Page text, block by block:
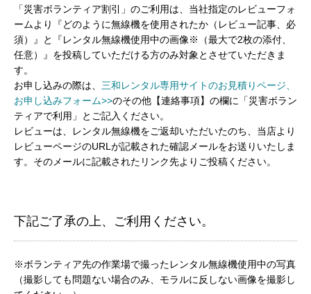
「災害ボランティア割引」のご利用は、当社指定のレビューフォ
ームより『どのように無線機を使用されたか（レビュー記事、必
須）』と『レンタル無線機使用中の画像※（最大で2枚の添付、
任意）』を投稿していただける方のみ対象とさせていただきま
す。
お申し込みの際は、 三和レンタル専用サイトのお見積りページ、
お申し込みフォーム>>のその他【連絡事項】の欄に「災害ボラン
ティアで利用」とご記入ください。
レビューは、レンタル無線機をご返却いただいたのち、当店より
レビューページのURLが記載された確認メールをお送りいたしま
す。そのメールに記載されたリンク先よりご投稿ください。
下記ご了承の上、ご利用ください。
※ボランティア先の作業場で撮ったレンタル無線機使用中の写真
（撮影しても問題ない場合のみ、モラルに反しない画像を撮影し